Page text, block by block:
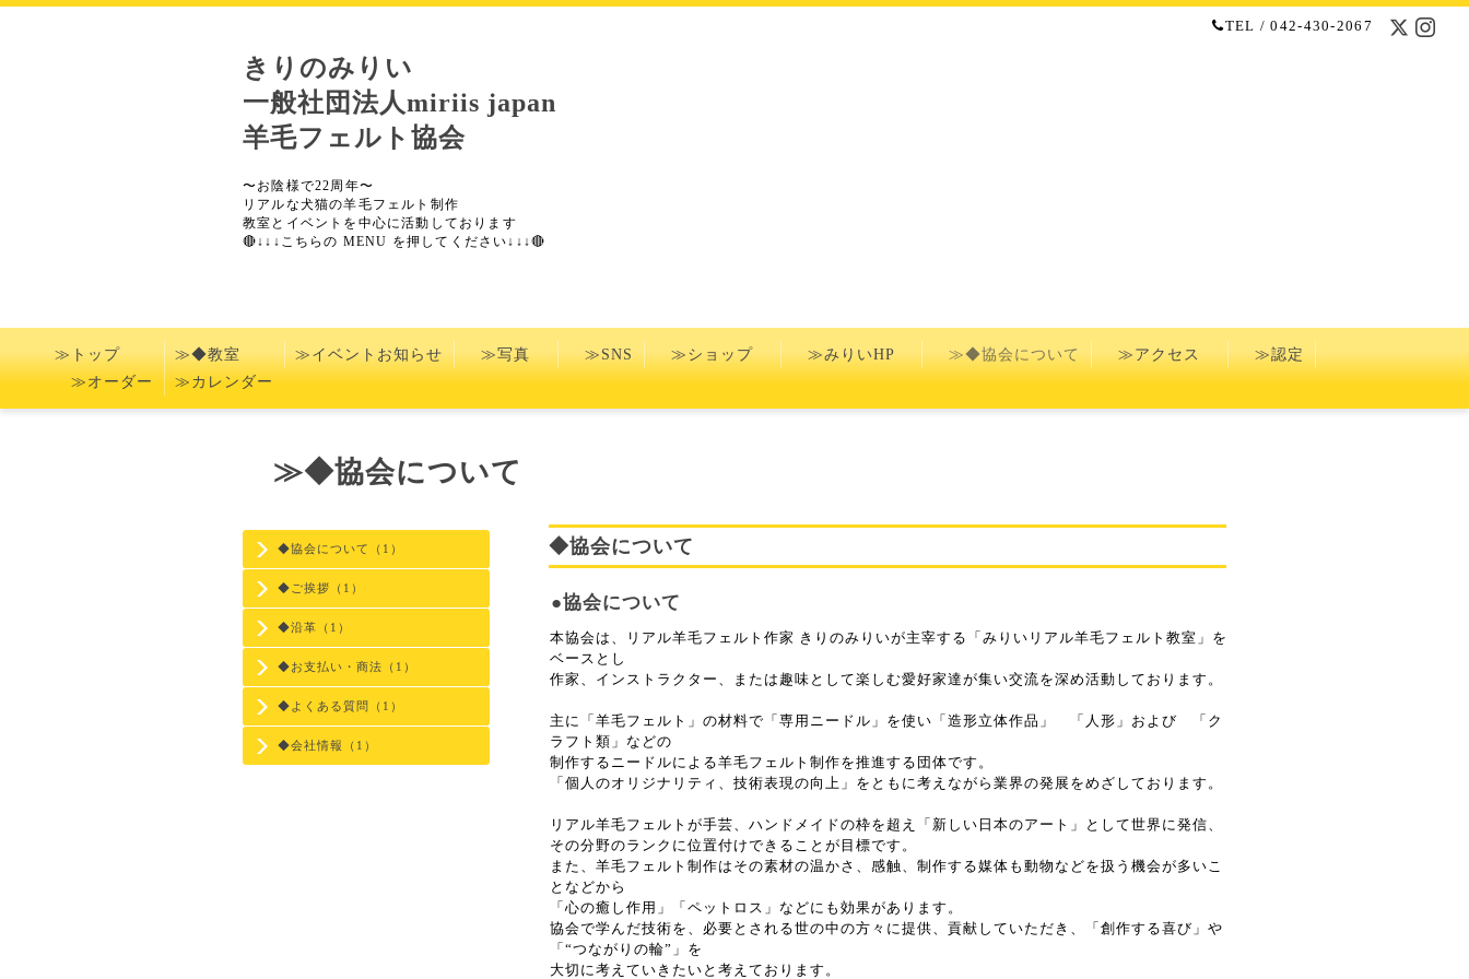
TEL / 042-430-2067
きりのみりい
一般社団法人miriis japan
羊毛フェルト協会
〜お陰様で22周年〜
リアルな犬猫の羊毛フェルト制作
教室とイベントを中心に活動しております
🔴↓↓↓こちらの MENU を押してください↓↓↓🔴
≫トップ ≫◆教室 ≫イベントお知らせ ≫写真 ≫SNS ≫ショップ ≫みりいHP ≫◆協会について ≫アクセス
≫認定
≫オーダー
≫カレンダー
◆協会について（1）
◆ご挨拶（1）
◆沿革（1）
◆お支払い・商法（1）
◆よくある質問（1）
◆会社情報（1）
≫◆協会について
◆協会について
●協会について
本協会は、リアル羊毛フェルト作家 きりのみりいが主宰する「みりいリアル羊毛フェルト教室」を
ベースとし
作家、インストラクター、または趣味として楽しむ愛好家達が集い交流を深め活動しております。
主に「羊毛フェルト」の材料で「専用ニードル」を使い「造形立体作品」 「人形」および 「ク
ラフト類」などの
制作するニードルによる羊毛フェルト制作を推進する団体です。
「個人のオリジナリティ、技術表現の向上」をともに考えながら業界の発展をめざしております。
リアル羊毛フェルトが手芸、ハンドメイドの枠を超え「新しい日本のアート」として世界に発信、
その分野のランクに位置付けできることが目標です。
また、羊毛フェルト制作はその素材の温かさ、感触、制作する媒体も動物などを扱う機会が多いこ
となどから
「心の癒し作用」「ペットロス」などにも効果があります。
協会で学んだ技術を、必要とされる世の中の方々に提供、貢献していただき、「創作する喜び」や
「“つながりの輪”」を
大切に考えていきたいと考えております。